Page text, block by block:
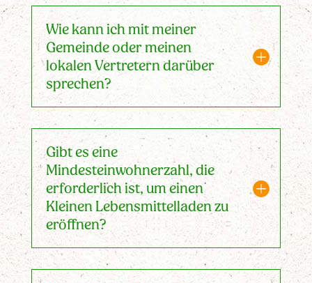
Wie kann ich mit meiner
Gemeinde oder meinen
lokalen Vertretern darüber
sprechen?
Gibt es eine
Mindesteinwohnerzahl, die
erforderlich ist, um einen
Kleinen Lebensmittelladen zu
eröffnen?